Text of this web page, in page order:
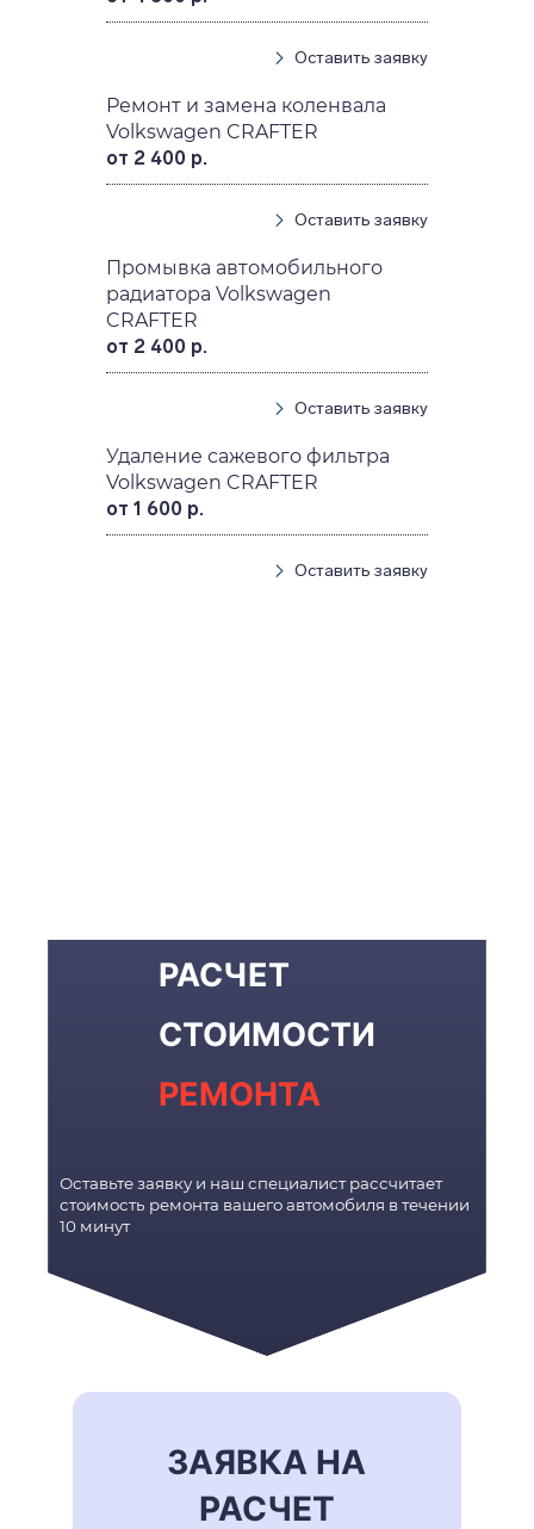
Оставить заявку
Ремонт и замена коленвала
Volkswagen CRAFTER
от 2 400 р.
Оставить заявку
Промывка автомобильного
радиатора Volkswagen
CRAFTER
от 2 400 р.
Оставить заявку
Удаление сажевого фильтра
Volkswagen CRAFTER
от 1 600 р.
Оставить заявку
РАСЧЕТ
СТОИМОСТИ
РЕМОНТА
Оставьте заявку и наш специалист рассчитает
стоимость ремонта вашего автомобиля в течении
10 минут
ЗАЯВКА НА
РАСЧЕТ